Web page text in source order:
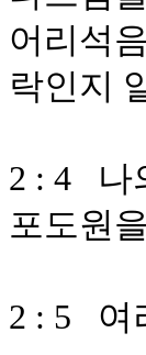
어리석
락인지
2 : 4 나
포도원
2 : 5 여